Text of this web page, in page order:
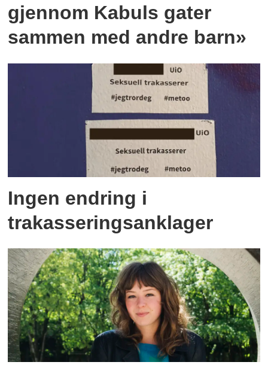
gjennom Kabuls gater
sammen med andre barn»
Ingen endring i
trakasseringsanklager